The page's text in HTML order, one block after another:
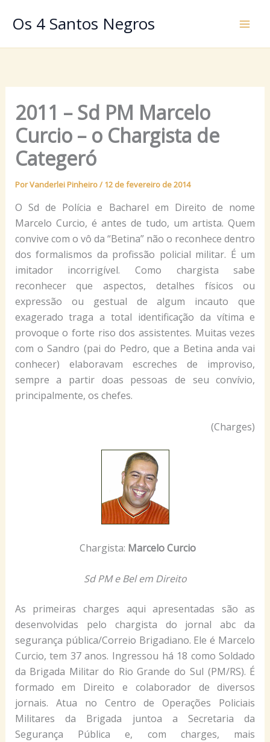
paraOs 4 Santos Negros
2011 – Sd PM Marcelo
Curcio – o Chargista de
Categeró
PorVanderlei Pinheiro/ 12 de fevereiro de 2014
O Sd de Polícia e Bacharel em Direito de nome
Marcelo Curcio, é antes de tudo, um artista. Quem
convive com o vô da “Betina” não o reconhece dentro
dos formalismos da profissão policial militar. É um
imitador incorrigível. Como chargista sabe
reconhecer que aspectos, detalhes físicos ou
expressão ou gestual de algum incauto que
exagerado traga a total identificação da vítima e
provoque o forte riso dos assistentes. Muitas vezes
com o Sandro (pai do Pedro, que a Betina anda vai
conhecer) elaboravam escreches de improviso,
sempre a partir doas pessoas de seu convívio,
principalmente, os chefes.
(Charges)
Chargista: Marcelo Curcio
Sd PM e Bel em Direito
As primeiras charges aqui apresentadas são as
desenvolvidas pelo chargista do jornal abc da
segurança pública/Correio Brigadiano. Ele é Marcelo
Curcio, tem 37 anos. Ingressou há 18 como Soldado
da Brigada Militar do Rio Grande do Sul (PM/RS). É
formado em Direito e colaborador de diversos
jornais. Atua no Centro de Operações Policiais
Militares da Brigada juntoa a Secretaria da
Segurança Pública e, com charges, mais